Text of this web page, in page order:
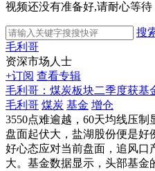
视频还没有准备好,请耐心等待
搜
毛利哥
资深市场人士
+订阅 查看专辑
毛利哥：煤炭板块二季度获基
毛利哥 煤炭 基金 增仓
3550点难逾越，60天均线压
盘面起伏大，盐湖股份便是好
好心态应对当前盘面，追风口
大。基金数据显示，头部基金